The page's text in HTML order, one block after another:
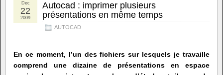
Autocad : imprimer plusieurs
présentations en même temps
AUTOCAD
Dec
22
2009
En ce moment, l’un des fichiers sur lesquels je travaille
comprend une dizaine de présentations en espace